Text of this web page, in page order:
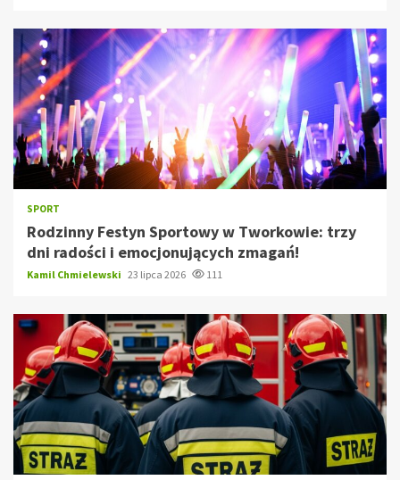
SPORT
Rodzinny Festyn Sportowy w Tworkowie: trzy
dni radości i emocjonujących zmagań!
Kamil Chmielewski 23 lipca 2026 111